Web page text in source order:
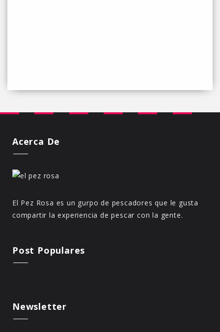
Acerca De
El Pez Rosa es un gurpo de pescadores que le gusta
compartir la experiencia de pescar con la gente.
Post Populares
Newsletter